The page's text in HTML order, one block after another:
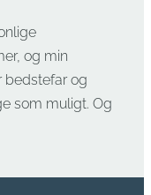
og min
bedstefar og
som muligt. Og